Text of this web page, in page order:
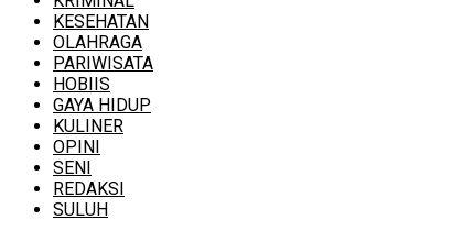
KESEHATAN
OLAHRAGA
PARIWISATA
HOBIIS
GAYA HIDUP
KULINER
OPINI
SENI
REDAKSI
SULUH